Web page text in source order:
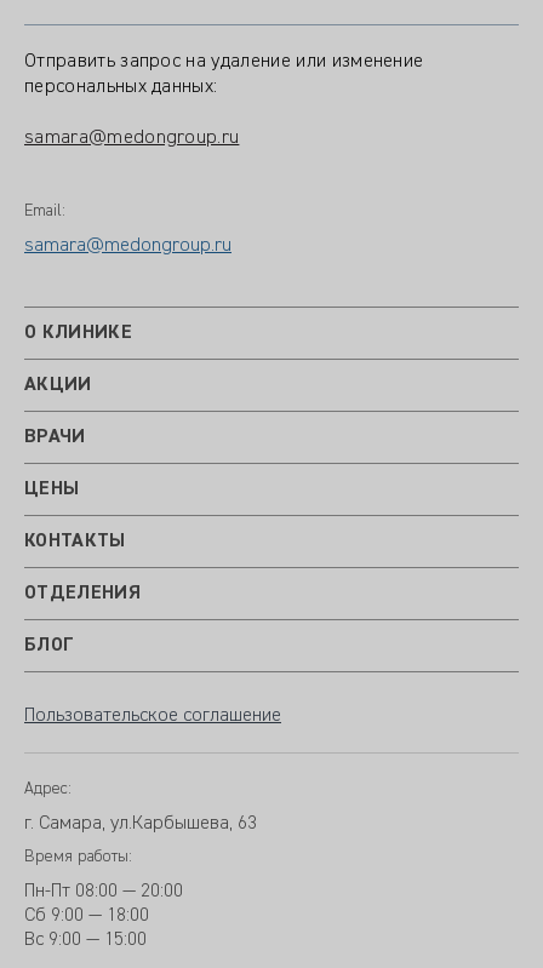
Отправить запрос на удаление или изменение
персональных данных:
samara@medongroup.ru
Email:
samara@medongroup.ru
О КЛИНИКЕ
АКЦИИ
ВРАЧИ
ЦЕНЫ
КОНТАКТЫ
ОТДЕЛЕНИЯ
БЛОГ
Пользовательское соглашение
Адрес:
г. Самара, ул.Карбышева, 63
Время работы:
Пн-Пт 08:00 — 20:00
Сб 9:00 — 18:00
Вс 9:00 — 15:00